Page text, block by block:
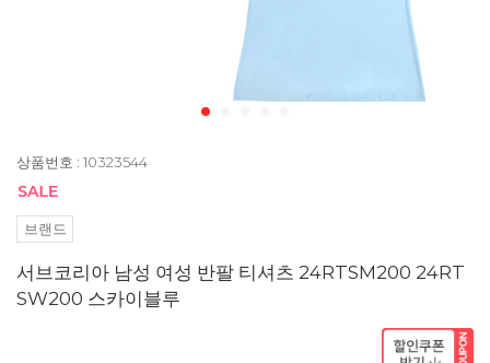
상품번호 : 10323544
브랜드
서브코리아 남성 여성 반팔 티셔츠 24RTSM200 24RT
SW200 스카이블루